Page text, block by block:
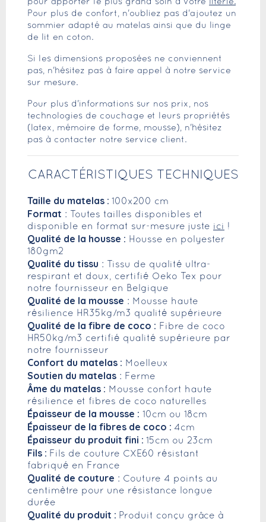
pour apporter le plus grand soin à votre
literie.
Pour plus de confort, n'oubliez pas d'ajoutez un
sommier adapté au matelas ainsi que du linge
de lit en coton.
Si les dimensions proposées ne conviennent
pas, n'hésitez pas à faire appel à notre service
sur mesure.
Pour plus d'informations sur nos prix, nos
technologies de couchage et leurs propriétés
(latex, mémoire de forme, mousse), n'hésitez
pas à contacter notre service client.
CARACTÉRISTIQUES TECHNIQUES
Taille du matelas : 100x200 cm
Format : Toutes tailles disponibles et
disponible en format sur-mesure juste ici !
Qualité de la housse : Housse en polyester
180gm2
Qualité du tissu : Tissu de qualité ultra-
respirant et doux, certifié Oeko Tex pour
notre fournisseur en Belgique
Qualité de la mousse : Mousse haute
résilience HR35kg/m3 qualité supérieure
Qualité de la fibre de coco : Fibre de coco
HR50kg/m3 certifié qualité supérieure par
notre fournisseur
Confort du matelas : Moelleux
Soutien du matelas : Ferme
Âme du matelas : Mousse confort haute
résilience et fibres de coco naturelles
Épaisseur de la mousse : 10cm ou 18cm
Épaisseur de la fibres de coco : 4cm
Épaisseur du produit fini : 15cm ou 23cm
Fils : Fils de couture CXE60 résistant
fabriqué en France
Qualité de couture : Couture 4 points au
centimètre pour une résistance longue
durée
Qualité du produit : Produit conçu grâce à